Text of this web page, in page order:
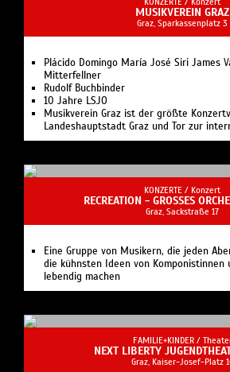
KONZERTE /Konzert
RECREATION - GROSSES
Graz, Sackstraße 17
Eine Gruppe von Musikern, die jeden
die kühnsten Ideen von Komponistinnen
lebendig machen
FAMILIE+KINDER /
NEXT LIBERTY
Graz, Kaiser-Josef-Platz 10
Eine der größten Sprechbühnen
Spielzeit viele Ur- und Erstaufführungen,
Lesungen und Diskussionen zeigt.
EREIGNISSE /Konzert
PSALM GRAZ
Graz, Sackstraße 17